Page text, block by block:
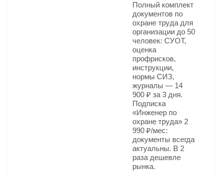
Полный комплект
документов по
охране труда для
организации до 50
человек: СУОТ,
оценка
профрисков,
инструкции,
нормы СИЗ,
журналы — 14
900 ₽ за 3 дня.
Подписка
«Инженер по
охране труда» 2
990 ₽/мес:
документы всегда
актуальны. В 2
раза дешевле
рынка.